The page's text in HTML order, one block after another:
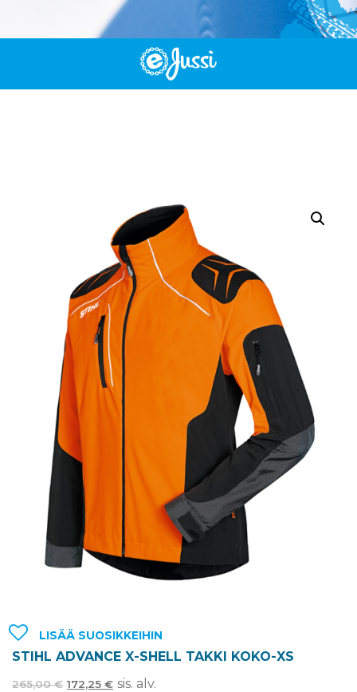
LISÄÄ SUOSIKKEIHIN
STIHL ADVANCE X-SHELL TAKKI KOKO-XS
265,00€ 172,25 € sis. alv.